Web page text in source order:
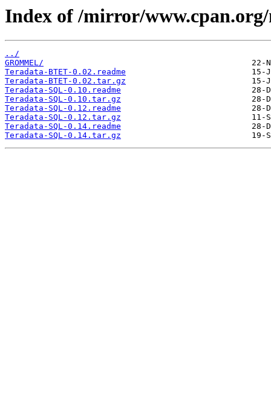
Index of /mirror/
../
GROMMEL/
Teradata-BTET-0.02.readme
Teradata-BTET-0.02.tar.gz
Teradata-SQL-0.10.readme
Teradata-SQL-0.10.tar.gz
Teradata-SQL-0.12.readme
Teradata-SQL-0.12.tar.gz
Teradata-SQL-0.14.readme
Teradata-SQL-0.14.tar.gz